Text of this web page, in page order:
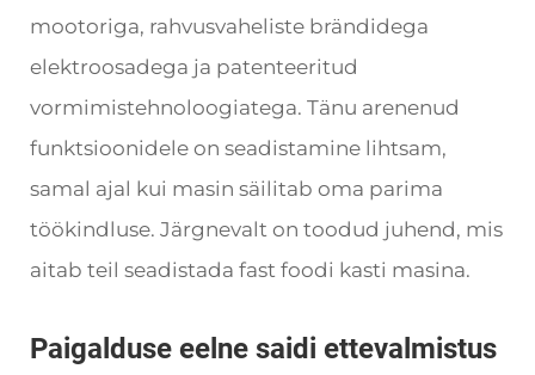
mootoriga, rahvusvaheliste brändidega
elektroosadega ja patenteeritud
vormimistehnoloogiatega. Tänu arenenud
funktsioonidele on seadistamine lihtsam,
samal ajal kui masin säilitab oma parima
töökindluse. Järgnevalt on toodud juhend, mis
aitab teil seadistada fast foodi kasti masina.
Paigalduse eelne saidi ettevalmistus